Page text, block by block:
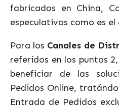
fabricados en China,
especulativos como es
Para los Canales de
referidos en los puntos
beneficiar de las
Pedidos Online,
Entrada de Pedidos